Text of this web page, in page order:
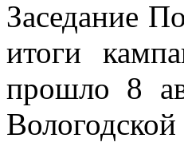
Заседание
итоги
прошло 8
Вологодской